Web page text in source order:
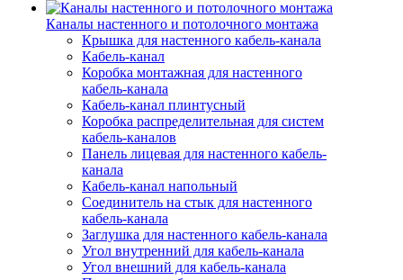
Каналы настенного и потолочного монтажа
Крышка для настенного кабель-канала
Кабель-канал
Коробка монтажная для настенного
кабель-канала
Кабель-канал плинтусный
Коробка распределительная для систем
кабель-каналов
Панель лицевая для настенного кабель-
канала
Кабель-канал напольный
Соединитель на стык для настенного
кабель-канала
Заглушка для настенного кабель-канала
Угол внутренний для кабель-канала
Угол внешний для кабель-канала